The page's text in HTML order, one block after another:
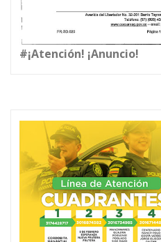
#¡Atención! ¡Anuncio!